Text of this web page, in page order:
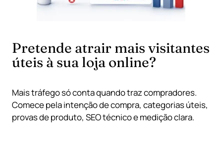
Pretende atrair mais visitantes
úteis à sua loja online?
Mais tráfego só conta quando traz compradores.
Comece pela intenção de compra, categorias úteis,
provas de produto, SEO técnico e medição clara.